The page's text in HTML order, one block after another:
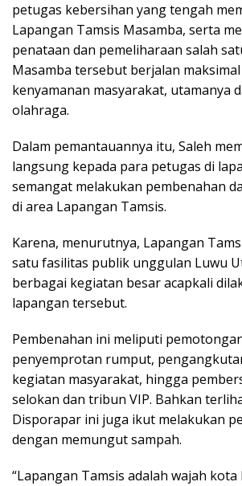
petugas kebersihan yang tengah
Lapangan Tamsis Masamba, serta
penataan dan pemeliharaan salah
Masamba tersebut berjalan
kenyamanan masyarakat, utamanya
olahraga.
Dalam pemantauannya itu, Saleh
langsung kepada para petugas di
semangat melakukan pembenahan
di area Lapangan Tamsis.
Karena, menurutnya, Lapangan
satu fasilitas publik unggulan Luwu
berbagai kegiatan besar acapkali
lapangan tersebut.
Pembenahan ini meliputi
penyemprotan rumput,
kegiatan masyarakat, hingga
selokan dan tribun VIP. Bahkan
Disporapar ini juga ikut melakukan
dengan memungut sampah.
“Lapangan Tamsis adalah wajah kota